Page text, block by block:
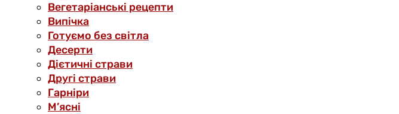
Вегетаріанські рецепти
Випічка
Готуємо без світла
Десерти
Дієтичні страви
Другі страви
Гарніри
М’ясні